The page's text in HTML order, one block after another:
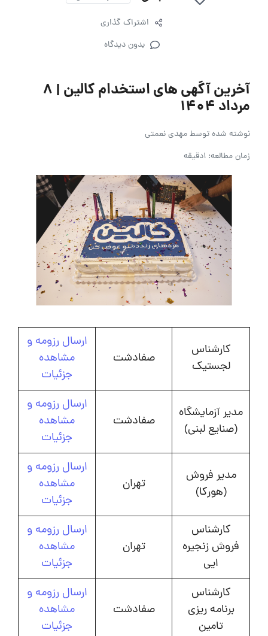
اشتراک گذاری
بدون دیدگاه
آخرین آگهی های استخدام کالین | 8
مرداد 1404
نوشته شده توسطمهدی نعمتی
زمان مطالعه: 1دقیقه
کارشناس
لجستیک
صفادشت
ارسال رزومه و
مشاهده
جزئیات
مدیر آزمایشگاه
(صنایع لبنی)
صفادشت
ارسال رزومه و
مشاهده
جزئیات
مدیر فروش
(هورکا)
تهران
ارسال رزومه و
مشاهده
جزئیات
کارشناس
فروش زنجیره
ایی
تهران
ارسال رزومه و
مشاهده
جزئیات
کارشناس
برنامه ریزی
تامین
صفادشت
ارسال رزومه و
مشاهده
جزئیات